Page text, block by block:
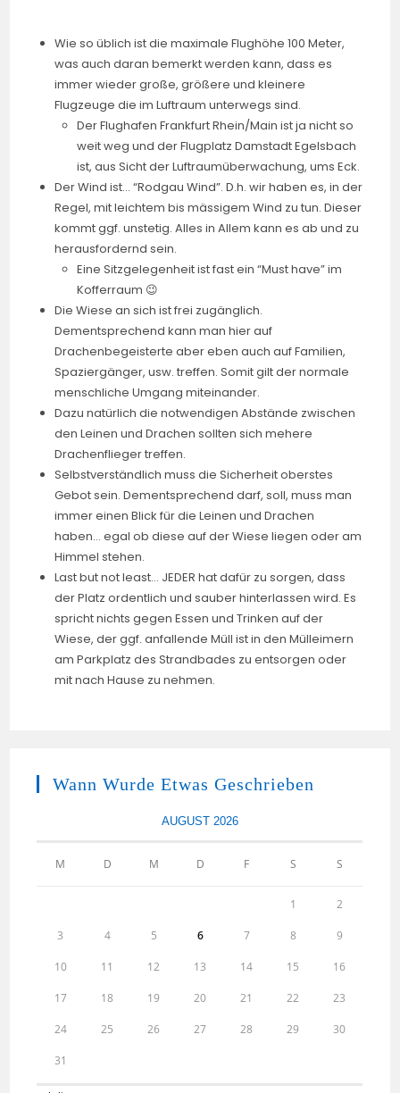
Wie so üblich ist die maximale Flughöhe 100 Meter,
was auch daran bemerkt werden kann, dass es
immer wieder große, größere und kleinere
Flugzeuge die im Luftraum unterwegs sind.
Der Flughafen Frankfurt Rhein/Main ist ja nicht so
weit weg und der Flugplatz Damstadt Egelsbach
ist, aus Sicht der Luftraumüberwachung, ums Eck.
Der Wind ist… “Rodgau Wind”. D.h. wir haben es, in der
Regel, mit leichtem bis mässigem Wind zu tun. Dieser
kommt ggf. unstetig. Alles in Allem kann es ab und zu
herausfordernd sein.
Eine Sitzgelegenheit ist fast ein “Must have” im
Kofferraum 😉
Die Wiese an sich ist frei zugänglich.
Dementsprechend kann man hier auf
Drachenbegeisterte aber eben auch auf Familien,
Spaziergänger, usw. treffen. Somit gilt der normale
menschliche Umgang miteinander.
Dazu natürlich die notwendigen Abstände zwischen
den Leinen und Drachen sollten sich mehere
Drachenflieger treffen.
Selbstverständlich muss die Sicherheit oberstes
Gebot sein. Dementsprechend darf, soll, muss man
immer einen Blick für die Leinen und Drachen
haben… egal ob diese auf der Wiese liegen oder am
Himmel stehen.
Last but not least… JEDER hat dafür zu sorgen, dass
der Platz ordentlich und sauber hinterlassen wird. Es
spricht nichts gegen Essen und Trinken auf der
Wiese, der ggf. anfallende Müll ist in den Mülleimern
am Parkplatz des Strandbades zu entsorgen oder
mit nach Hause zu nehmen.
Wann Wurde Etwas Geschrieben
AUGUST 2026
M D M D F S S
1 2
3 4 5 6 7 8 9
10 11 12 13 14 15 16
17 18 19 20 21 22 23
24 25 26 27 28 29 30
31